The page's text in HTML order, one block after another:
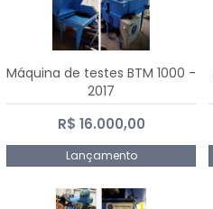
Máquina de testes BTM 1000 -
2017
R$ 16.000,00
Lançamento